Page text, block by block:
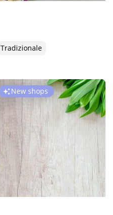
Tradizionale
New shops